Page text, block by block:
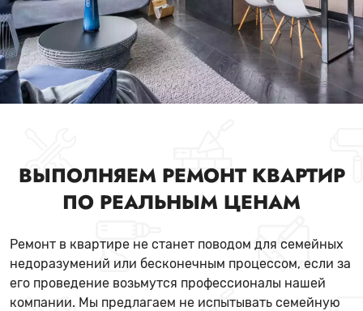
ВЫПОЛНЯЕМ РЕМОНТ КВАРТИР
ПО РЕАЛЬНЫМ ЦЕНАМ
Ремонт в квартире не станет поводом для семейных
недоразумений или бесконечным процессом, если за
его проведение возьмутся профессионалы нашей
компании. Мы предлагаем не испытывать семейную